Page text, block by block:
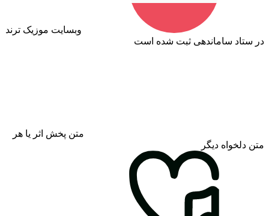
وبسایت موزیک ترند
در ستاد ساماندهی ثبت شده است
متن پخش اثر یا هر
متن دلخواه دیگر